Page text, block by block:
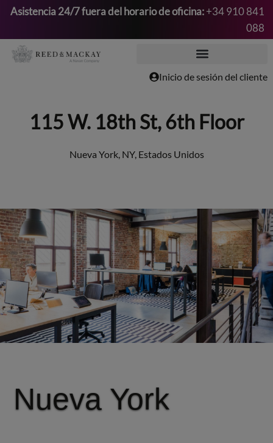
contenido
Asistencia 24/7 fuera del horario de oficina:+34 910 841
088
Inicio de sesión del cliente
115 W. 18th St, 6th Floor
Nueva York, NY, Estados Unidos
Nueva York
Nueva York